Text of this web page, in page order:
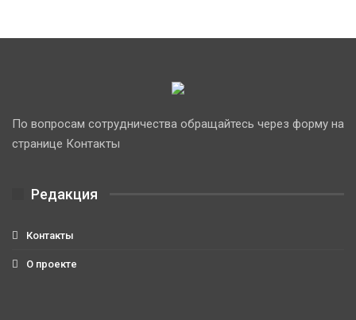
По вопросам сотрудничества обращайтесь через форму на
странице Контакты
Редакция
Контакты
О проекте